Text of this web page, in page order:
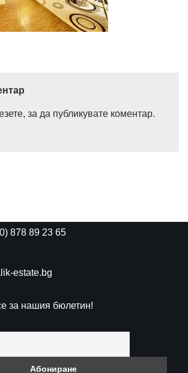
, за да публикувате коментар.
878 89 23 65
estate.bg
за нашия бюлетин!